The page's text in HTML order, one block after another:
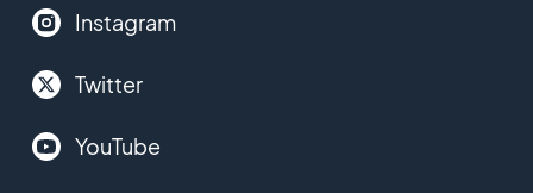
Instagram
Twitter
YouTube